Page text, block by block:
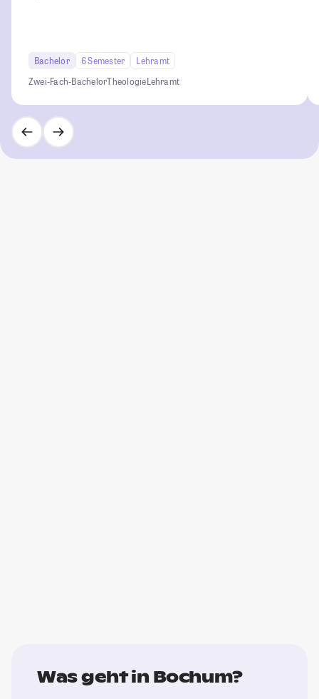
Bachelor 6 Semester
Lehramt
Zwei-Fach-BachelorTheologieLehramt
Was geht in Bochum?